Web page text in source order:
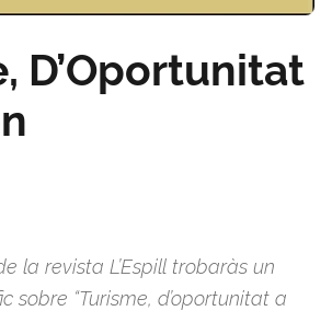
D’Oportunitat
la revista L’Espill trobaràs un
sobre “Turisme, d’oportunitat a